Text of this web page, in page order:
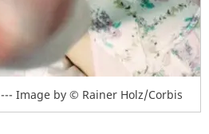
Image by © Rainer Holz/Corbis